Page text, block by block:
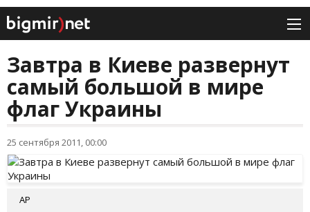
Завтра в Киеве развернут
самый большой в мире
флаг Украины
25 сентября 2011, 00:00
АР